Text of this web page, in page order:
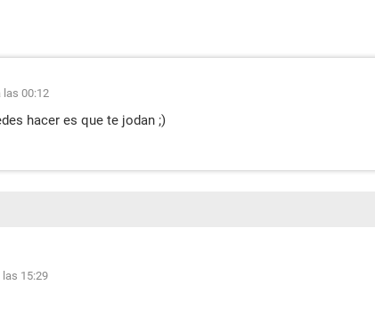
las 00:12
hacer es que te jodan ;)
15:29